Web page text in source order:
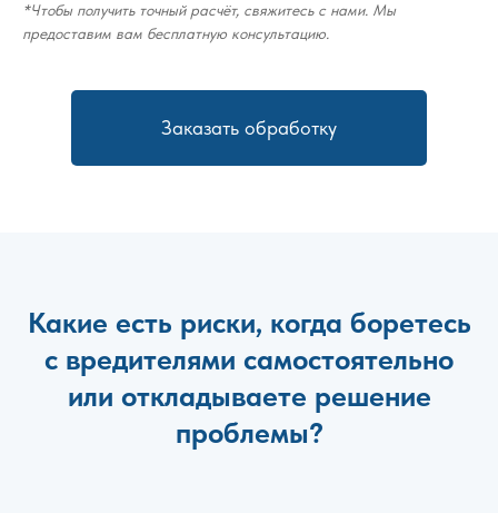
*Чтобы получить точный расчёт, свяжитесь с нами. Мы
предоставим вам бесплатную консультацию.
Заказать обработку
Какие есть риски, когда боретесь
с вредителями самостоятельно
или откладываете решение
проблемы?